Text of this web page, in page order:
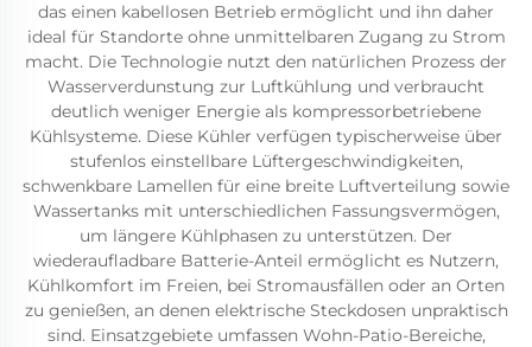
das einen kabellosen Betrieb ermöglicht und ihn daher
ideal für Standorte ohne unmittelbaren Zugang zu Strom
macht. Die Technologie nutzt den natürlichen Prozess der
Wasserverdunstung zur Luftkühlung und verbraucht
deutlich weniger Energie als kompressorbetriebene
Kühlsysteme. Diese Kühler verfügen typischerweise über
stufenlos einstellbare Lüftergeschwindigkeiten,
schwenkbare Lamellen für eine breite Luftverteilung sowie
Wassertanks mit unterschiedlichen Fassungsvermögen,
um längere Kühlphasen zu unterstützen. Der
wiederaufladbare Batterie-Anteil ermöglicht es Nutzern,
Kühlkomfort im Freien, bei Stromausfällen oder an Orten
zu genießen, an denen elektrische Steckdosen unpraktisch
sind. Einsatzgebiete umfassen Wohn-Patio-Bereiche,